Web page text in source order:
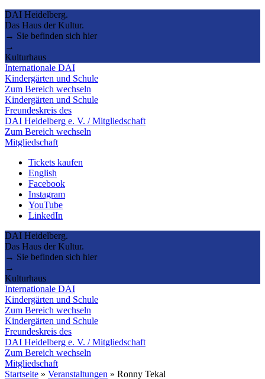
DAI Heidelberg.
Das Haus der Kultur.
→ Sie befinden sich hier
→
Kulturhaus
Internationale DAI
Kindergärten und Schule
Zum Bereich wechseln
Kindergärten und Schule
Freundeskreis des
DAI Heidelberg e. V. / Mitgliedschaft
Zum Bereich wechseln
Mitgliedschaft
Tickets kaufen
English
Facebook
Instagram
YouTube
LinkedIn
DAI Heidelberg.
Das Haus der Kultur.
→ Sie befinden sich hier
→
Kulturhaus
Internationale DAI
Kindergärten und Schule
Zum Bereich wechseln
Kindergärten und Schule
Freundeskreis des
DAI Heidelberg e. V. / Mitgliedschaft
Zum Bereich wechseln
Mitgliedschaft
Startseite » Veranstaltungen » Ronny Tekal